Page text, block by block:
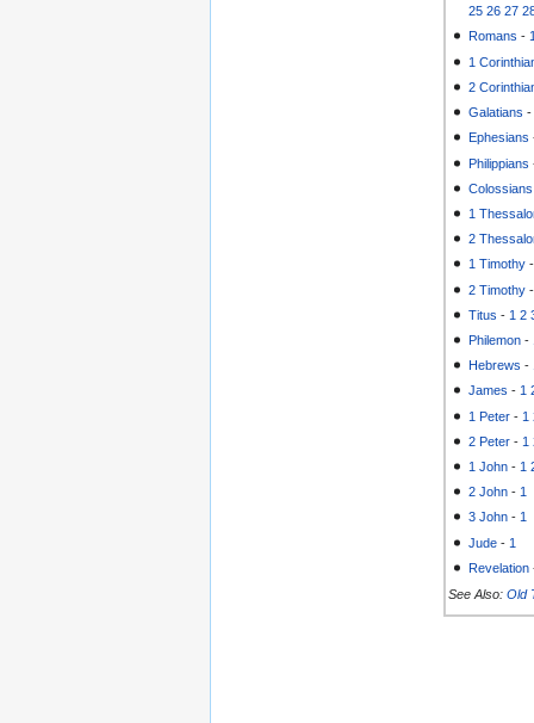
25 26 27
Romans -
1
2
Galatians
Ephesians
Philippians
Colossians
1
2
1 Timothy
2 Timothy
Titus - 1 2
Philemon -
Hebrews -
James - 1
1 Peter - 1
2 Peter - 1
1 John - 1
2 John - 1
3 John - 1
Jude - 1
Revelation
See Also: Old